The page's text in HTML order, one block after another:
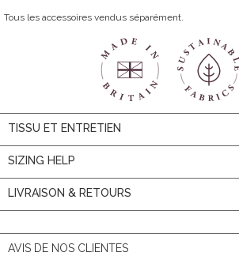
Tous les accessoires vendus séparément.
TISSU ET ENTRETIEN
SIZING HELP
LIVRAISON & RETOURS
AVIS DE NOS CLIENTES